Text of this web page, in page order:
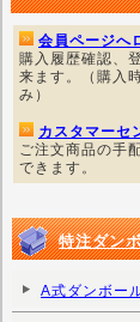
会員ページへ
購入履歴確認、
来ます。（購入
み）
カスタマーセ
ご注文商品の手
できます。
特注ダン
A式ダンボー